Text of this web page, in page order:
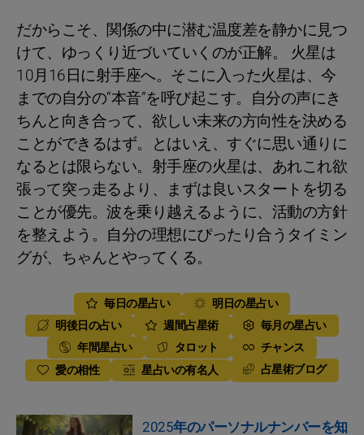
だからこそ、関係の中に潜む温度差を静かに見つ
けて、ゆっくり近づいていくのが正解。 火星は
10月16日に射手座へ。そこに入った火星は、今
までの自分の“本音”を呼び起こす。自分の声にき
ちんと向き合って、欲しい未来の方向性を決める
ことができるはず。とはいえ、すぐに思い通りに
なるとは限らない。射手座の火星は、あれこれ欲
張って突っ走るより、まずは良いスタートを切る
ことが優先。波を乗り越えるように、活動の方針
を整えよう。自分の理想にぴったり合うタイミン
グが、ちゃんとやってくる。
毎日の星占い
明日の星占い
明後日の占い
週間占星術
毎月の星占い
年間星占い
タロット
チャンス
愛の相性
星占いの有名人 占星術ブログ
2025年のパーソナルナンバーを知